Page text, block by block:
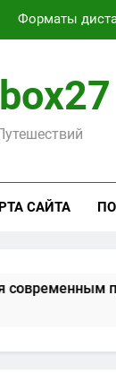
Форматы
Способы
на
на
САЙТА
профессиям